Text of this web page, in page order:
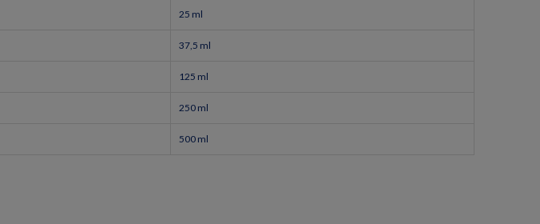
25 ml
37,5 ml
125 ml
250 ml
500 ml